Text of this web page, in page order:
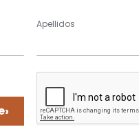
Apellidos
›